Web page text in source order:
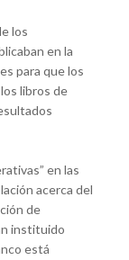
los
en la
para que los
libros de
en las
acerca del
de
instituido
está